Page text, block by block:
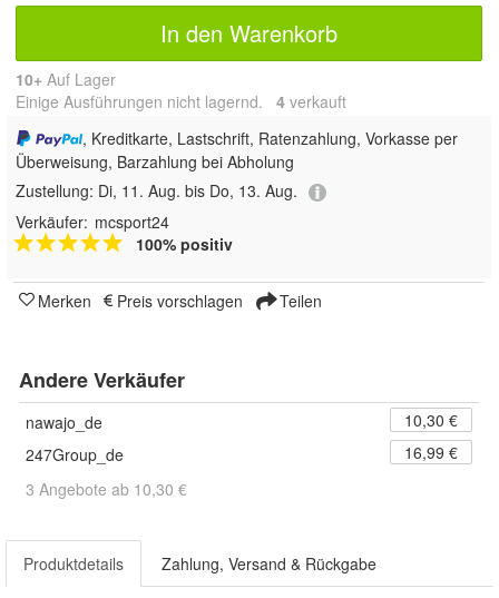
In den Warenkorb
10+ Auf Lager
Einige Ausführungen nicht lagernd. 4 verkauft
, Kreditkarte, Lastschrift, Ratenzahlung, Vorkasse per
Überweisung, Barzahlung bei Abholung
Zustellung: Di, 11. Aug. bis Do, 13. Aug.
Verkäufer: mcsport24
100% positiv
Merken Preis vorschlagen Teilen
Andere Verkäufer
nawajo_de
10,30 €
247Group_de
16,99 €
3 Angebote ab 10,30 €
Produktdetails Zahlung, Versand & Rückgabe